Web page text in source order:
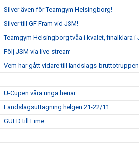
Silver även för Teamgym Helsingborg!
Silver till GF Fram vid JSM!
Teamgym Helsingborg tvåa i kvalet, finalklara i
Följ JSM via live-stream
Vem har gått vidare till landslags-
U-Cupen våra unga herrar
Landslagsuttagning helgen 21-22/11
GULD till Lime